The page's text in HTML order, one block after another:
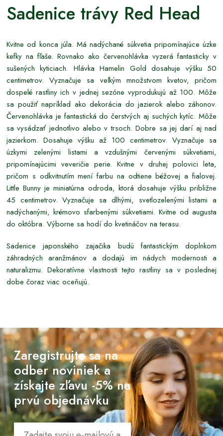
Sadenice trávy Red Head
Kvitne od konca júla. Má nadýchané súkvetia pripomínajúce úzke
kefky na fľaše. Rovnako ako červenohlávka vyzerá fantasticky v
sušených kyticiach. Hlávka Hamelin Gold dosahuje výšku 50
centimetrov. Vyznačuje sa veľkým množstvom kvetov, pričom
dospelé rastliny ich v jednej sezóne vyprodukujú až 100. Môže
sa použiť napríklad ako dekorácia do jazierok alebo záhonov.
Červenohlávka je fantastická do čerstvých aj suchých kytíc. Môže
sa vysádzať jednotlivo alebo v trsoch. Dobre sa jej darí aj nad
jazierkom. Dosahuje výšku až 100 centimetrov. Vyznačuje sa
úzkymi zelenými listami a vzdušnými červenými súkvetiami,
pripomínajúcimi veveričie perie. Kvitne v druhej polovici leta,
pričom s odkvitnutím mení farbu na odtiene béžovej a fialovej.
Little Bunny je miniatúrna odroda, ktorá dosahuje výšku približne
45 centimetrov. Vyznačuje sa dlhými, svetlozelenými listami a
nadýchanými, krémovo sfarbenými súkvetiami. Kvitne od augusta
do októbra. Výborne sa hodí do kvetináčov na terasu.
Sadenice japonského zajačika budú fantastickým doplnkom
záhradných aranžmánov a dodajú im nádych modernosti a
naturalizmu. Dekoratívne vlastnosti tejto rastliny sa v poslednej
dobe čoraz viac oceňujú.
Zaregistrujte sa na
odber noviniek a
získajte zľavu -5% na
prvú objednávku